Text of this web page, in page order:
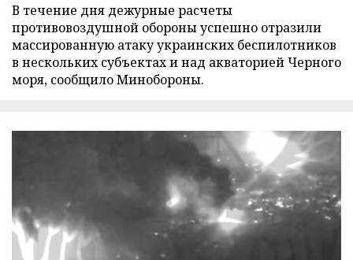
В течение дня дежурные расчеты
противовоздушной обороны успешно отразили
массированную атаку украинских беспилотников
в нескольких субъектах и над акваторией Черного
моря, сообщило Минобороны.